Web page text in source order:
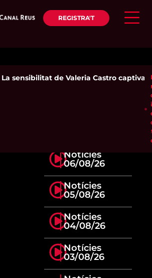
REGISTRA'T
La sensibilitat de Valeria Castro captiva
Notícies
06/08/26
Notícies
05/08/26
Notícies
04/08/26
Notícies
03/08/26